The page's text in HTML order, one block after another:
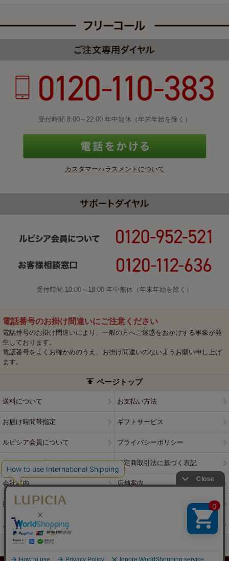
受付時間 8:00～22:00 年中無休（年末年始を除く）
カスタマーハラスメントについて
受付時間 10:00～18:00 年中無休（年末年始を除く）
電話番号のお掛け間違いにご注意ください
電話番号のお掛け間違いにより、一般の方へご迷惑をおかけする事象が発
生しております。
電話番号をよくお確かめのうえ、お掛け間違いのないようお願い申し上げ
ます。
ページトップ
送料について お支払い方法
お届け時間帯指定 ギフトサービス
ルピシア会員について プライバシーポリシー
ウェブサイト利用規約 特定商取引法に基づく表記
会社案内 店舗案内
採用情報
よくある質問